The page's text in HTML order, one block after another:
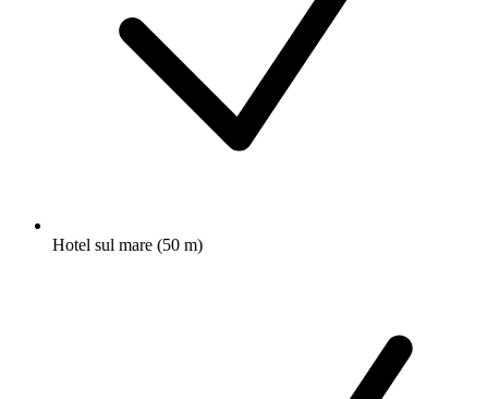
Hotel sul mare (50 m)